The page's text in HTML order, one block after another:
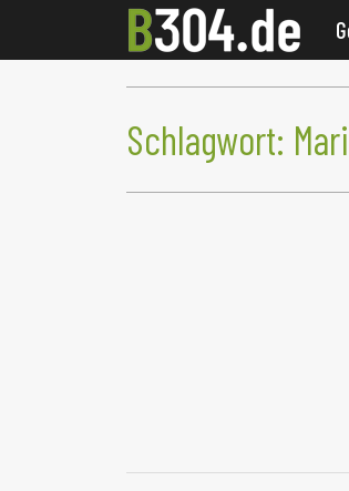
Schlagwort: